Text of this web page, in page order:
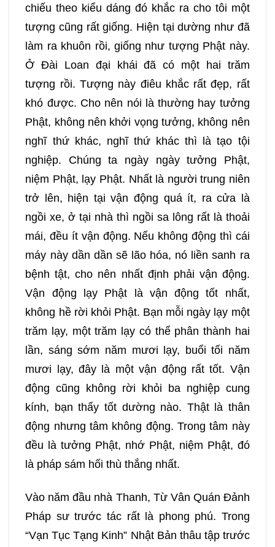
chiếu theo kiểu dáng đó khắc ra cho tôi một
tượng cũng rất giống. Hiện tại dường như đã
làm ra khuôn rồi, giống như tượng Phật này.
Ở Đài Loan đại khái đã có một hai trăm
tượng rồi. Tượng này điêu khắc rất đẹp, rất
khó được. Cho nên nói là thường hay tưởng
Phật, không nên khởi vọng tưởng, không nên
nghĩ thứ khác, nghĩ thứ khác thì là tạo tội
nghiệp. Chúng ta ngày ngày tưởng Phật,
niệm Phật, lạy Phật. Nhất là người trung niên
trở lên, hiện tại vận động quá ít, ra cửa là
ngồi xe, ở tại nhà thì ngồi sa lông rất là thoải
mái, đều ít vận động. Nếu không động thì cái
máy này dần dần sẽ lão hóa, nó liền sanh ra
bệnh tật, cho nên nhất định phải vận động.
Vận động lạy Phật là vận động tốt nhất,
không hề rời khỏi Phật. Bạn mỗi ngày lạy một
trăm lạy, một trăm lạy có thể phân thành hai
lần, sáng sớm năm mươi lạy, buổi tối năm
mươi lạy, đây là một vận động rất tốt. Vận
động cũng không rời khỏi ba nghiệp cung
kính, bạn thấy tốt dường nào. Thật là thân
động nhưng tâm không động. Trong tâm này
đều là tưởng Phật, nhớ Phật, niệm Phật, đó
là pháp sám hối thù thắng nhất.
Vào năm đầu nhà Thanh, Từ Vân Quán Đảnh
Pháp sư trước tác rất là phong phú. Trong
“Vạn Tục Tạng Kinh” Nhật Bản thâu tập trước